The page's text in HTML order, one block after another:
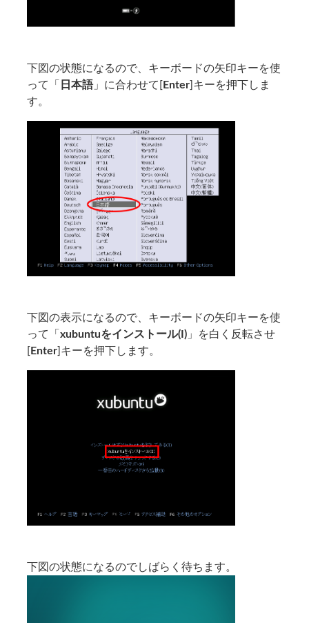
下図の状態になるので、キーボードの矢印キーを使
って「
日本語」に合わせて[ Enter]キーを押下しま
す。
下図の表示になるので、キーボードの矢印キーを使
って「 xubuntuをインストール(I) 」を白く反転させ
[ Enter]キーを押下します。
下図の状態になるのでしばらく待ちます。